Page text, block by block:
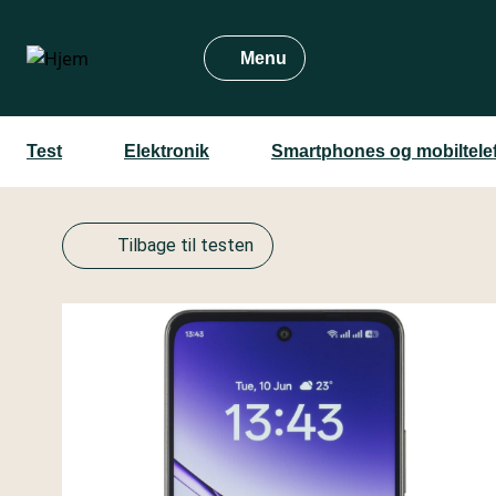
hovedindhold
Menu
Test Elektronik Smartphones og
Tilbage til testen